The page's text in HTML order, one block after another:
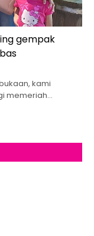
gempak
kami
memeriah…